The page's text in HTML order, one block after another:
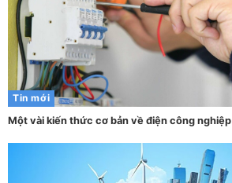
Tin mới
Một vài kiến thức cơ bản về điện công nghiệp